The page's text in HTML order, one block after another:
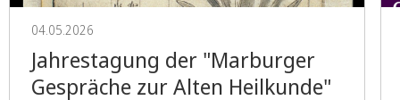
04.05.2026
Jahrestagung der "Marburger
Gespräche zur Alten Heilkunde"